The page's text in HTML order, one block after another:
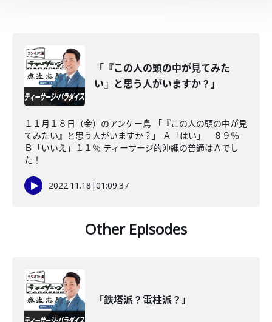
「『この人の頭の中が見てみた
い』と思う人がいますか？」
１１月１８日（金）のアンケー島 「『この人の頭の中が見
てみたい』と思う人がいますか？」 Ａ「はい」 ８９％
Ｂ「いいえ」１１％ ティーサージ的沖縄の普通はＡでし
た！
2022.11.18 |01:09:37
Other Episodes
「鉄塔派？電柱派？」